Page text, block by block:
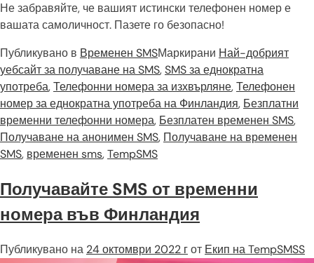
Не забравяйте, че вашият истински телефонен номер е
вашата самоличност. Пазете го безопасно!
Публикувано в Временен SMSМаркирани Най-добрият
уебсайт за получаване на SMS,SMS за еднократна
употреба,Телефонни номера за изхвърляне,Телефонен
номер за еднократна употреба на Финландия, Безплатни
временни телефонни номера, Безплатен временен SMS,
Получаване на анонимен SMS, Получаване на временен
SMS, временен sms,TempSMS
Получавайте SMS от временни
номера във Финландия
Публикувано на 24 октомври 2022 гот Екип на TempSMSS